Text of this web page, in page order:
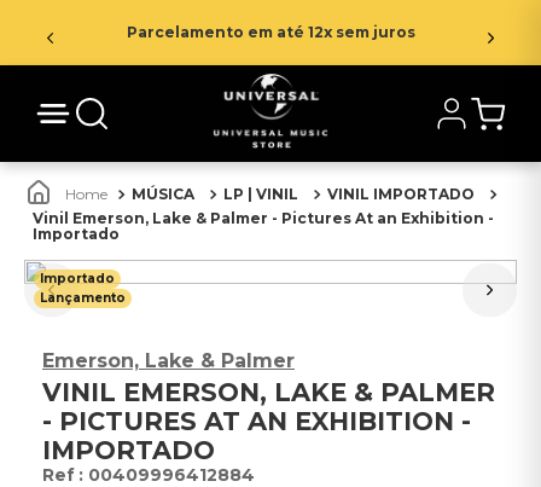
Parcelamento em até 12x sem juros
MÚSICA LP | VINIL
VINIL IMPORTADO
Vinil Emerson, Lake & Palmer - Pictures At an Exhibition -
Importado
Importado
Lançamento
Emerson, Lake & Palmer
VINIL EMERSON, LAKE & PALMER
- PICTURES AT AN EXHIBITION -
IMPORTADO
: 00409996412884